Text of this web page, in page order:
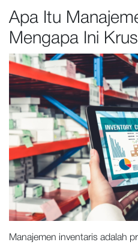
Apa Itu
Mengapa Ini
Manajemen inventaris adalah